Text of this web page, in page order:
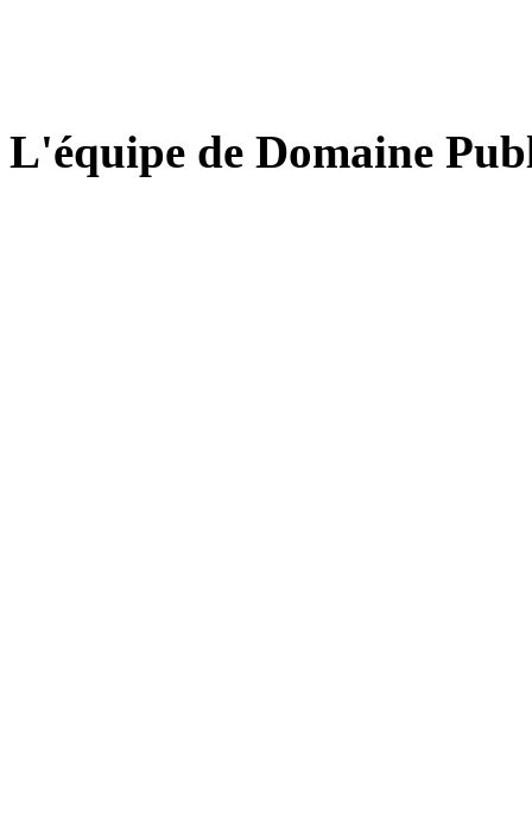
L'équipe de Domaine